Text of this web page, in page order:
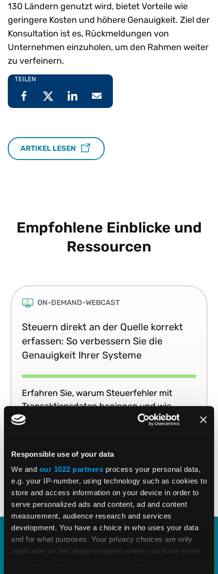
Responsible use of your data
We and our 1022 partners process your personal data,
e.g. your IP-number, using technology such as cookies to
store and access information on your device in order to
serve personalized ads and content, ad and content
measurement, audience research and services
development. You have a choice in who uses your data
and for what purposes. Your privacy choices are only
applicable on this digital property where you have made
130 Ländern genutzt wird, bietet Vorteile wie
geringere Kosten und höhere Genauigkeit. Ziel der
Konsultation ist es, Rückmeldungen von
Unternehmen einzuholen, um den Rahmen weiter
zu verfeinern.
TEILEN
ARTIKEL LESEN
Empfohlene Einblicke und
Ressourcen
ON-DEMAND-WEBCAST
Steuern direkt an der Quelle korrekt
erfassen: So verbessern Sie die
Genauigkeit Ihrer Systeme
Erfahren Sie, warum Steuerfehler mit
Transaktionsdaten beginnen und wie
Vertex O Series eine einheitliche
Minuten
1 2 3 4 5
Entdecken Sie unseren E-